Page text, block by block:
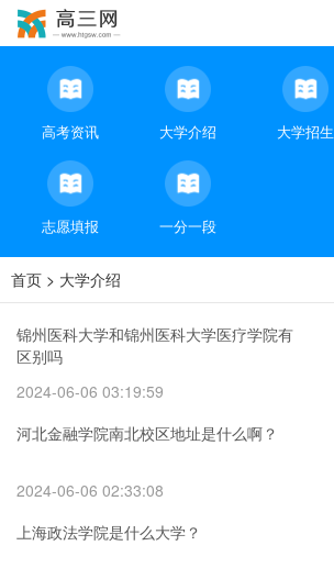
高考资讯 大学介绍 大学招生
志愿填报 一分一段
首页 > 大学介绍
锦州医科大学和锦州医科大学医疗学院有
区别吗
2024-06-06 03:19:59
河北金融学院南北校区地址是什么啊？
2024-06-06 02:33:08
上海政法学院是什么大学？